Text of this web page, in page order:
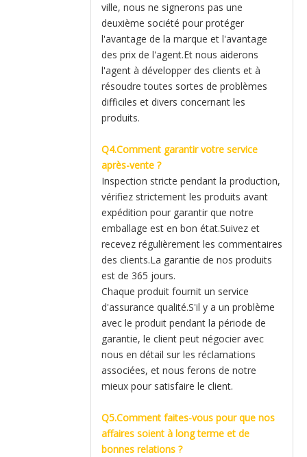
ville, nous ne signerons pas une
deuxième société pour protéger
l'avantage de la marque et l'avantage
des prix de l'agent.Et nous aiderons
l'agent à développer des clients et à
résoudre toutes sortes de problèmes
difficiles et divers concernant les
produits.
Q4.Comment garantir votre service
après-vente ?
Inspection stricte pendant la production,
vérifiez strictement les produits avant
expédition pour garantir que notre
emballage est en bon état.Suivez et
recevez régulièrement les commentaires
des clients.La garantie de nos produits
est de 365 jours.
Chaque produit fournit un service
d'assurance qualité.S'il y a un problème
avec le produit pendant la période de
garantie, le client peut négocier avec
nous en détail sur les réclamations
associées, et nous ferons de notre
mieux pour satisfaire le client.
Q5.Comment faites-vous pour que nos
affaires soient à long terme et de
bonnes relations ?